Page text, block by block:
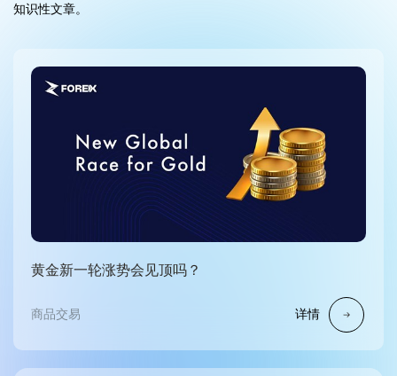
知识性文章。
黄金新一轮涨势会见顶吗？
商品交易 详情